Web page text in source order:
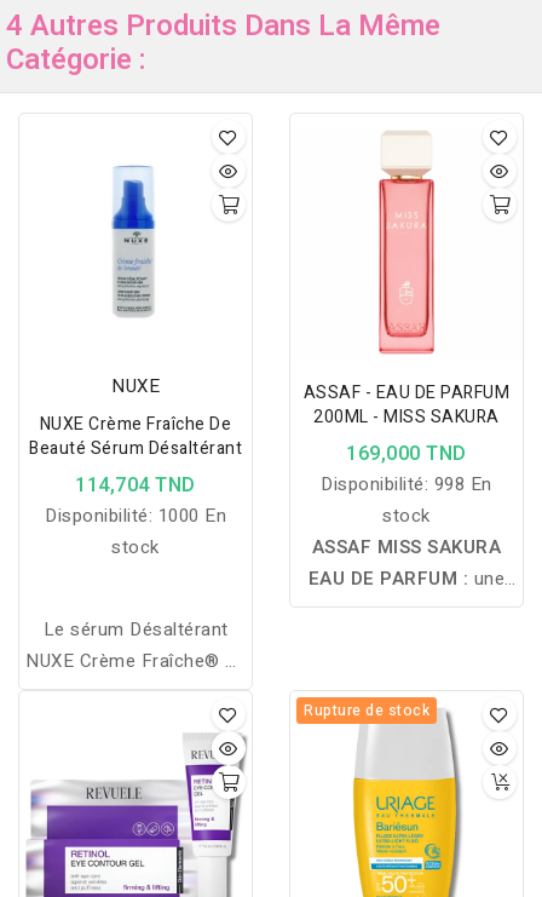
4 Autres Produits Dans La Même
Catégorie :
NUXE
NUXE Crème Fraîche De
Beauté Sérum Désaltérant
114,704 TND
Disponibilité: 1000 En
stock
Le sérum Désaltérant
NUXE Crème Fraîche® de
Beauté est un soin
spécialement conçu pour
limiter la perte d'éclat et
de confort et les
sensations intenses et
persistantes de
tiraillements.
ASSAF - EAU DE PARFUM
200ML - MISS SAKURA
169,000 TND
Disponibilité: 998 En
stock
ASSAF MISS SAKURA
EAU DE PARFUM : une
fragrance féminine
sublimée par un bouquet
de fleurs blanches,
offrant un sillage délicat,
lumineux et longue tenue.
Rupture de stock